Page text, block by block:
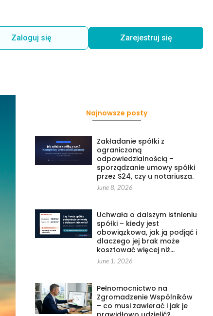
Zaloguj się Zarejestruj się
Najnowsze posty
Zakładanie spółki z
ograniczoną
odpowiedzialnością –
sporządzanie umowy spółki
przez S24, czy u notariusza.
June 8, 2026
Uchwała o dalszym istnieniu
spółki – kiedy jest
obowiązkowa, jak ją podjąć i
dlaczego jej brak może
kosztować więcej niż…
June 1, 2026
Pełnomocnictwo na
Zgromadzenie Wspólników
– co musi zawierać i jak je